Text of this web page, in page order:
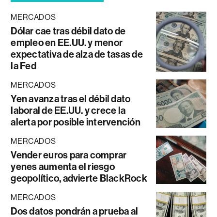
MERCADOS
Dólar cae tras débil dato de
empleo en EE.UU. y menor
expectativa de alza de tasas de
la Fed
MERCADOS
Yen avanza tras el débil dato
laboral de EE.UU. y crece la
alerta por posible intervención
MERCADOS
Vender euros para comprar
yenes aumenta el riesgo
geopolítico, advierte BlackRock
MERCADOS
Dos datos pondrán a prueba al